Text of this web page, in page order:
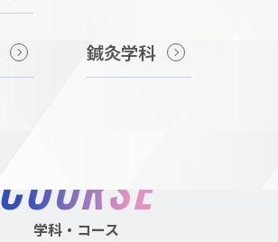
鍼灸学科
COURSE
学科・コース